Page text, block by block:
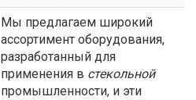
Мы предлагаем широкий
ассортимент оборудования,
разработанный для
применения в стекольной
промышленности, и эти